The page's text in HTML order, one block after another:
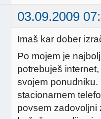
03.09.2009
Imaš kar dober
Po mojem je
potrebuješ
svojem ponudniku.
stacionarnem
povsem zadovoljni